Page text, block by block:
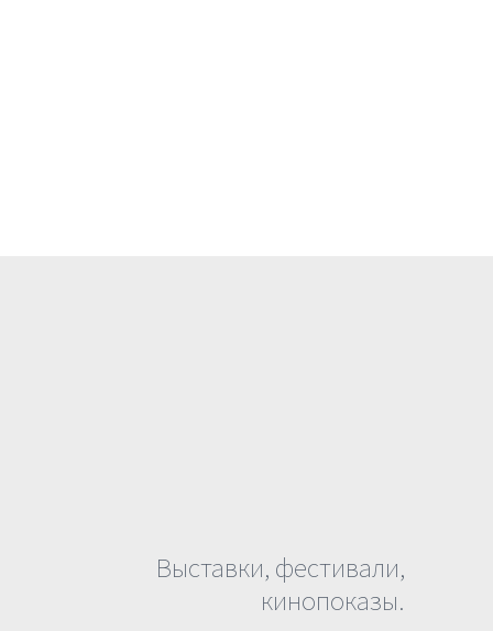
Выставки, фестивали,
кинопоказы.